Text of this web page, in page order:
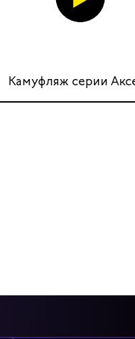
Камуфляж серии